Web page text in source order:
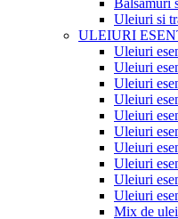
Uleiuri si
ULEIURI
Uleiuri
Uleiuri
Uleiuri
Uleiuri
Uleiuri
Uleiuri
Uleiuri
Uleiuri
Uleiuri
Uleiuri
Mix de